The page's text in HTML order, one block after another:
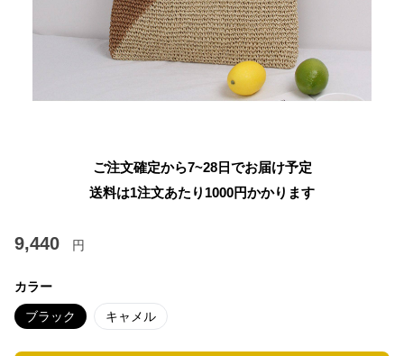
ご注文確定から7~28日でお届け予定
送料は1注文あたり 1000円かかります
9,440 円
カラー
ブラック キャメル